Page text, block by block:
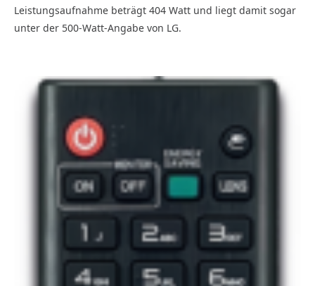
Leistungsaufnahme beträgt 404 Watt und liegt damit sogar
unter der 500-Watt-Angabe von LG.